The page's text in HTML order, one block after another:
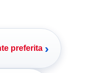
preferita ›